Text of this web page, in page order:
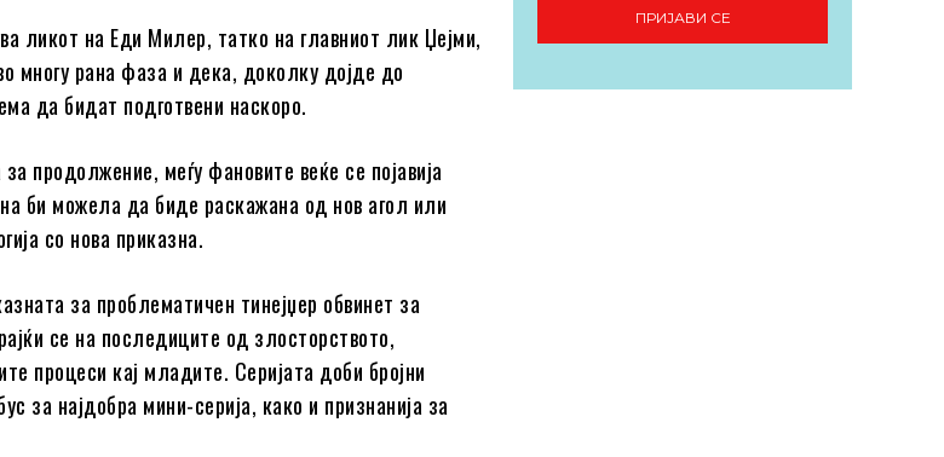
ликот на Еди Милер, татко на главниот лик Џејми,
многу рана фаза и дека, доколку дојде до
да бидат подготвени наскоро.
продолжение, меѓу фановите веќе се појавија
би можела да биде раскажана од нов агол или
со нова приказна.
за проблематичен тинејџер обвинет за
се на последиците од злосторството,
процеси кај младите. Серијата доби бројни
за најдобра мини-серија, како и признанија за
ПРИЈАВИ СЕ